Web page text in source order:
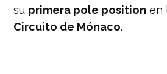
su primera pole position en
Circuito de Mónaco.